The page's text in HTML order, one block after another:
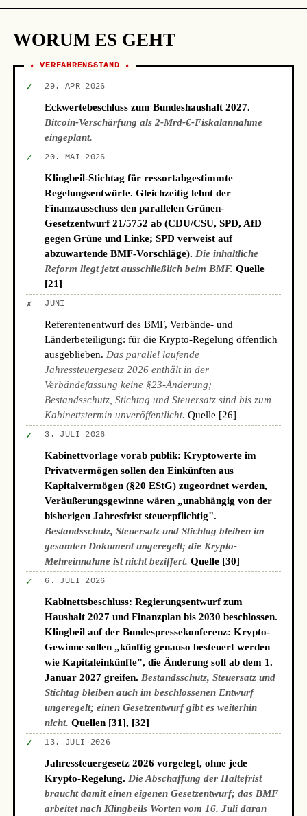
WORUM ES GEHT
★ VERFAHRENSSTAND ★
✓ 29. APR 2026
Eckwertebeschluss zum Bundeshaushalt 2027.
Bitcoin-Verschärfung als 2-Mrd-€-Fiskalannahme
eingeplant.
✓ 20. MAI 2026
Klingbeil-Stichtag für ressortabgestimmte
Regelungsentwürfe. Gleichzeitig lehnt der
Finanzausschuss den parallelen Grünen-
Gesetzentwurf 21/5752 ab (CDU/CSU, SPD, AfD
gegen Grüne und Linke; SPD verweist auf
abzuwartende BMF-Vorschläge). Die inhaltliche
Reform liegt jetzt ausschließlich beim BMF. Quelle
[21]
✗ JUNI
Referentenentwurf des BMF, Verbände- und
Länderbeteiligung: für die Krypto-Regelung öffentlich
ausgeblieben. Das parallel laufende
Jahressteuergesetz 2026 enthält in der
Verbändefassung keine §23-Änderung;
Bestandsschutz, Stichtag und Steuersatz sind bis zum
Kabinettstermin unveröffentlicht. Quelle [26]
✓ 3. JULI 2026
Kabinettvorlage vorab publik: Kryptowerte im
Privatvermögen sollen den Einkünften aus
Kapitalvermögen (§20 EStG) zugeordnet werden,
Veräußerungsgewinne wären „unabhängig von der
bisherigen Jahresfrist steuerpflichtig".
Bestandsschutz, Steuersatz und Stichtag bleiben im
gesamten Dokument ungeregelt; die Krypto-
Mehreinnahme ist nicht beziffert. Quelle [30]
✓ 6. JULI 2026
Kabinettsbeschluss: Regierungsentwurf zum
Haushalt 2027 und Finanzplan bis 2030 beschlossen.
Klingbeil auf der Bundespressekonferenz: Krypto-
Gewinne sollen „künftig genauso besteuert werden
wie Kapitaleinkünfte", die Änderung soll ab dem 1.
Januar 2027 greifen. Bestandsschutz, Steuersatz und
Stichtag bleiben auch im beschlossenen Entwurf
ungeregelt; einen Gesetzentwurf gibt es weiterhin
nicht. Quellen [31], [32]
✓ 13. JULI 2026
Jahressteuergesetz 2026 vorgelegt, ohne jede
Krypto-Regelung. Die Abschaffung der Haltefrist
braucht damit einen eigenen Gesetzentwurf; das BMF
arbeitet nach Klingbeils Worten vom 16. Juli daran